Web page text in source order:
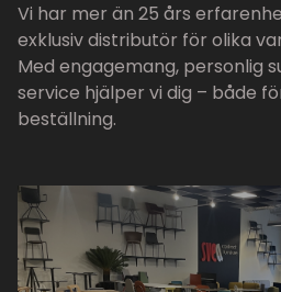
Vi har mer än 25 års
exklusiv distributör för olika
Med engagemang, personlig
service hjälper vi dig – både
beställning.